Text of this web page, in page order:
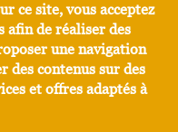
ce site, vous acceptez
de réaliser des
une navigation
des contenus sur des
et offres adaptés à